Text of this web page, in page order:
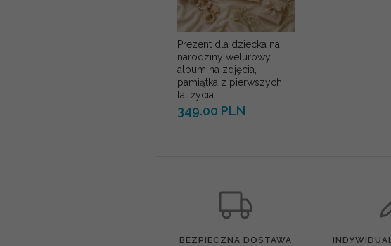
Prezent dla dziecka na
narodziny welurowy
album na zdjęcia,
pamiątka z pierwszych
lat życia
349.00 PLN
BEZPIECZNA DOSTAWA